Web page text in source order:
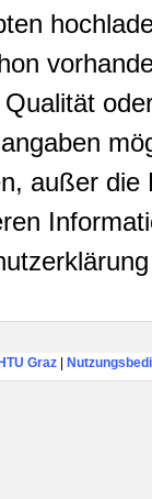
außer die
HTU Graz|